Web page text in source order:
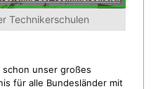
Technikerschulen
unser großes
für alle Bundesländer mit